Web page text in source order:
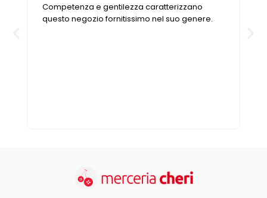
Competenza e gentilezza caratterizzano
questo negozio fornitissimo nel suo genere.